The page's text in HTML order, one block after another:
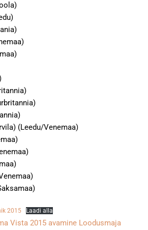
(Leedu/Venemaa)
2015 Laadi alla
Vista 2015 avamine Loodusmaja